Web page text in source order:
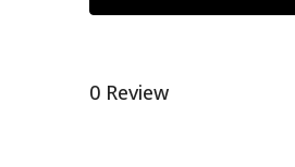
0 Review